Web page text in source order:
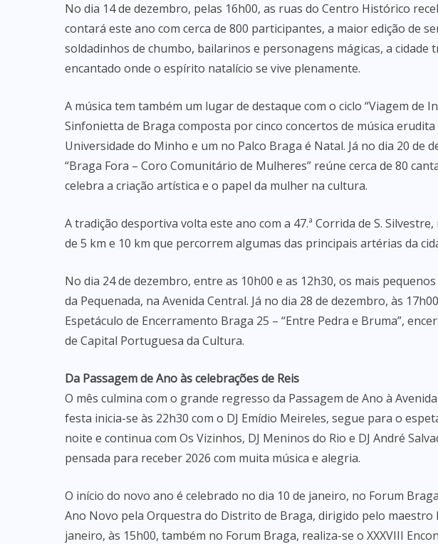
No dia 14 de dezembro, pelas 16h00, as ruas do Centro Histórico
contará este ano com cerca de 800 participantes, a maior edição de
soldadinhos de chumbo, bailarinos e personagens mágicas, a
encantado onde o espírito natalício se vive plenamente.
A música tem também um lugar de destaque com o ciclo “Viagem de
Sinfonietta de Braga composta por cinco concertos de música
Universidade do Minho e um no Palco Braga é Natal. Já no dia 20 de
“Braga Fora – Coro Comunitário de Mulheres” reúne cerca de 80
celebra a criação artística e o papel da mulher na cultura.
A tradição desportiva volta este ano com a 47.ª Corrida de S.
de 5 km e 10 km que percorrem algumas das principais artérias da
No dia 24 de dezembro, entre as 10h00 e as 12h30, os mais
da Pequenada, na Avenida Central. Já no dia 28 de dezembro, às
Espetáculo de Encerramento Braga 25 – “Entre Pedra e Bruma”,
de Capital Portuguesa da Cultura.
Da Passagem de Ano às celebrações de Reis
O mês culmina com o grande regresso da Passagem de Ano à
festa inicia-se às 22h30 com o DJ Emídio Meireles, segue para o
noite e continua com Os Vizinhos, DJ Meninos do Rio e DJ André
pensada para receber 2026 com muita música e alegria.
O início do novo ano é celebrado no dia 10 de janeiro, no Forum
Ano Novo pela Orquestra do Distrito de Braga, dirigido pelo maestro
janeiro, às 15h00, também no Forum Braga, realiza-se o XXXVIII